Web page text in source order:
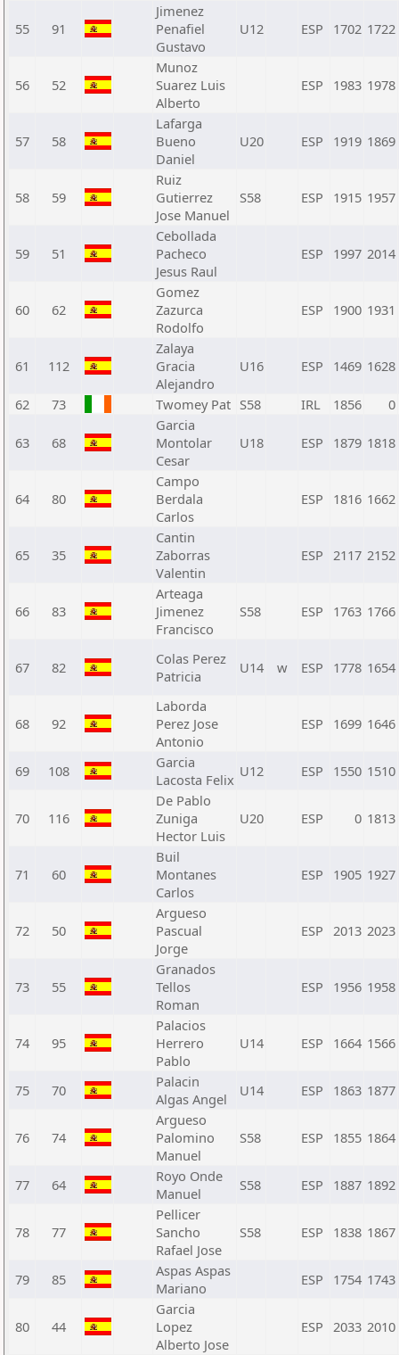
55 91
Jimenez
Penafiel
Gustavo
U12 ESP 1702 1722
56 52
Munoz
Suarez Luis
Alberto
ESP 1983 1978
57 58
Lafarga
Bueno
Daniel
U20 ESP 1919 1869
58 59
Ruiz
Gutierrez
Jose Manuel
S58 ESP 1915 1957
59 51
Cebollada
Pacheco
Jesus Raul
ESP 1997 2014
60 62
Gomez
Zazurca
Rodolfo
ESP 1900 1931
61 112
Zalaya
Gracia
Alejandro
U16 ESP 1469 1628
62 73 Twomey Pat S58 IRL 1856 0
63 68
Garcia
Montolar
Cesar
U18 ESP 1879 1818
64 80
Campo
Berdala
Carlos
ESP 1816 1662
65 35
Cantin
Zaborras
Valentin
ESP 2117 2152
66 83
Arteaga
Jimenez
Francisco
S58 ESP 1763 1766
67 82
Colas Perez
Patricia
U14 w ESP 1778 1654
68 92
Laborda
Perez Jose
Antonio
ESP 1699 1646
69 108
Garcia
Lacosta Felix U12 ESP 1550 1510
70 116
De Pablo
Zuniga
Hector Luis
U20 ESP 0 1813
71 60
Buil
Montanes
Carlos
ESP 1905 1927
72 50
Argueso
Pascual
Jorge
ESP 2013 2023
73 55
Granados
Tellos
Roman
ESP 1956 1958
74 95
Palacios
Herrero
Pablo
U14 ESP 1664 1566
75 70
Palacin
Algas Angel
U14 ESP 1863 1877
76 74
Argueso
Palomino
Manuel
S58 ESP 1855 1864
77 64
Royo Onde
Manuel
S58 ESP 1887 1892
78 77
Pellicer
Sancho
Rafael Jose
S58 ESP 1838 1867
79 85
Aspas Aspas
Mariano
ESP 1754 1743
80 44
Garcia
Lopez
Alberto Jose
ESP 2033 2010